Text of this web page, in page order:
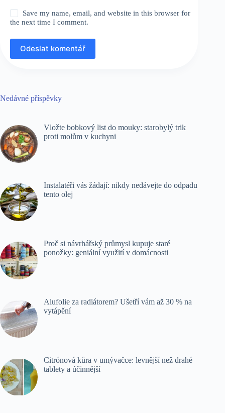
Save my name, email, and website in this browser for
the next time I comment.
Odeslat komentář
Nedávné příspěvky
Vložte bobkový list do mouky: starobylý trik
proti molům v kuchyni
Instalatéři vás žádají: nikdy nedávejte do odpadu
tento olej
Proč si návrhářský průmysl kupuje staré
ponožky: geniální využití v domácnosti
Alufolie za radiátorem? Ušetří vám až 30 % na
vytápění
Citrónová kůra v umývačce: levnější než drahé
tablety a účinnější